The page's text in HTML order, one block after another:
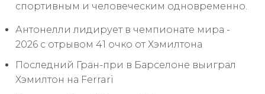
спортивным и человеческим одновременно.
Антонелли лидирует в чемпионате мира -
2026 с отрывом 41 очко от Хэмилтона
Последний Гран-при в Барселоне выиграл
Хэмилтон на Ferrari